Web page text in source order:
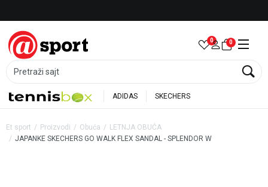
Pretraži sajt
0 0
ADIDAS SKECHERS
Et sport Proizvodi Obuća
LETNJA OBUĆA
JAPANKE SKECHERS GO WALK FLEX SANDAL - SPLENDOR W